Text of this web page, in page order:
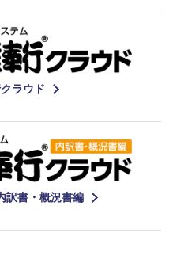
ラウド
書・概況書編